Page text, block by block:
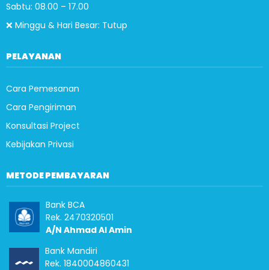
Sabtu: 08.00 – 17.00
❌ Minggu & Hari Besar: Tutup
PELAYANAN
Cara Pemesanan
Cara Pengiriman
Konsultasi Project
Kebijakan Privasi
METODE PEMBAYARAN
Bank BCA
Rek. 2470320501
A/N Ahmad Al Amin
Bank Mandiri
Rek. 1840004860431